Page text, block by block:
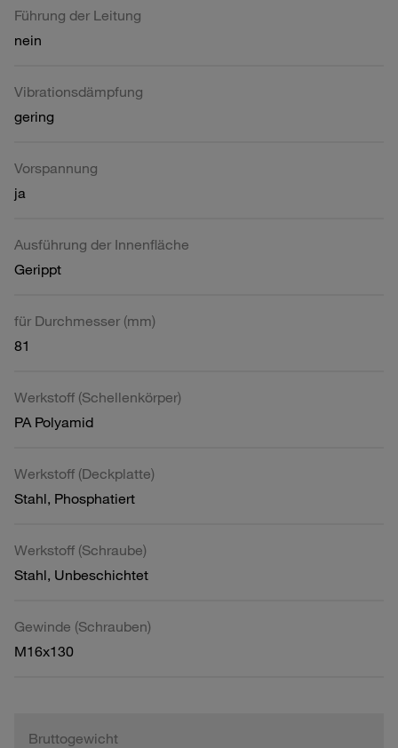
Führung der Leitung
nein
Vibrationsdämpfung
gering
Vorspannung
ja
Ausführung der Innenfläche
Gerippt
für Durchmesser (mm)
81
Werkstoff (Schellenkörper)
PA Polyamid
Werkstoff (Deckplatte)
Stahl, Phosphatiert
Werkstoff (Schraube)
Stahl, Unbeschichtet
Gewinde (Schrauben)
M16x130
Bruttogewicht